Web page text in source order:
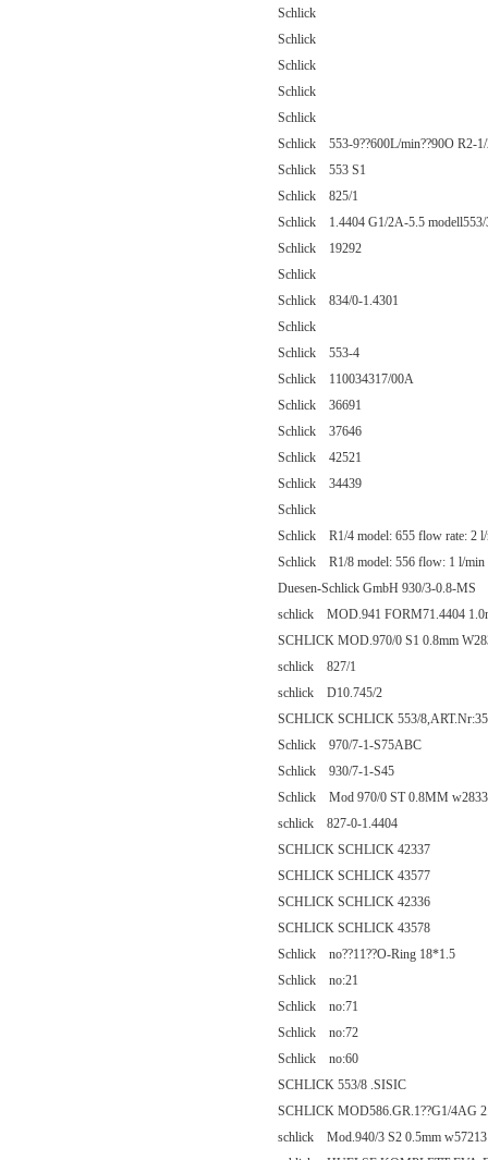
Schlick
Schlick
Schlick
Schlick
Schlick
Schlick 553-9??600L/min??90O R2-
Schlick 553 S1
Schlick 825/1
Schlick 1.4404 G1/2A-5.5 modell553/
Schlick 19292
Schlick
Schlick 834/0-1.4301
Schlick
Schlick 553-4
Schlick 110034317/00A
Schlick 36691
Schlick 37646
Schlick 42521
Schlick 34439
Schlick
Schlick R1/4 model: 655 flow rate: 2 l/
Schlick R1/8 model: 556 flow: 1 l/min
Duesen-Schlick GmbH 930/3-0.8-MS
schlick MOD.941 FORM71.4404
SCHLICK MOD.970/0 S1 0.8mm
schlick 827/1
schlick D10.745/2
SCHLICK SCHLICK 553/
Schlick 970/7-1-S75ABC
Schlick 930/7-1-S45
Schlick Mod 970/0 ST 0.8MM
schlick 827-0-1.4404
SCHLICK SCHLICK 42337
SCHLICK SCHLICK 43577
SCHLICK SCHLICK 42336
SCHLICK SCHLICK 43578
Schlick no??11??O-Ring 18*1.5
Schlick no:21
Schlick no:71
Schlick no:72
Schlick no:60
SCHLICK 553/8 .SISIC
SCHLICK MOD586.GR.1??G1/4AG
schlick Mod.940/3 S2 0.5mm w57213